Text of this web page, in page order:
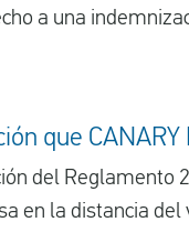
a una
que CANARY
del Reglamento
en la distancia